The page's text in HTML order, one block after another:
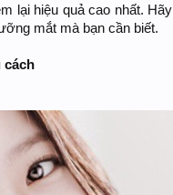
lại hiệu quả cao nhất.
mắt mà bạn cần biết.
cách